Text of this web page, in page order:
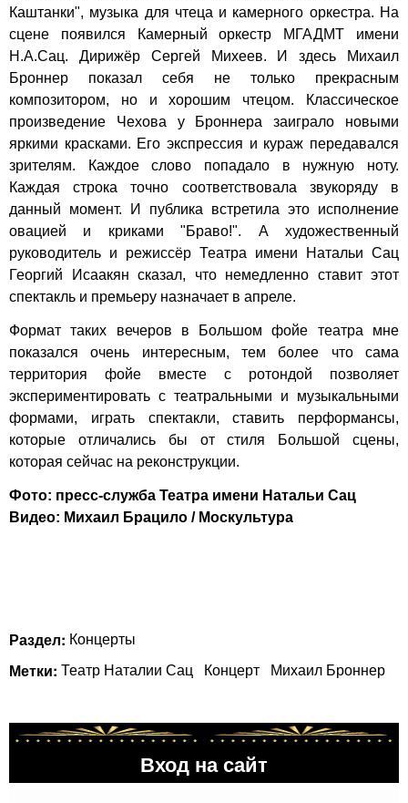
Каштанки", музыка для чтеца и камерного оркестра. На
сцене появился Камерный оркестр МГАДМТ имени
Н.А.Сац. Дирижёр Сергей Михеев. И здесь Михаил
Броннер показал себя не только прекрасным
композитором, но и хорошим чтецом. Классическое
произведение Чехова у Броннера заиграло новыми
яркими красками. Его экспрессия и кураж передавался
зрителям. Каждое слово попадало в нужную ноту.
Каждая строка точно соответствовала звукоряду в
данный момент. И публика встретила это исполнение
овацией и криками "Браво!". А художественный
руководитель и режиссёр Театра имени Натальи Сац
Георгий Исаакян сказал, что немедленно ставит этот
спектакль и премьеру назначает в апреле.
Формат таких вечеров в Большом фойе театра мне
показался очень интересным, тем более что сама
территория фойе вместе с ротондой позволяет
экспериментировать с театральными и музыкальными
формами, играть спектакли, ставить перформансы,
которые отличались бы от стиля Большой сцены,
которая сейчас на реконструкции.
Фото: пресс-служба Театра имени Натальи Сац
Видео: Михаил Брацило / Москультура
Раздел: Концерты
Метки: Театр Наталии Сац Концерт Михаил Броннер
Вход на сайт